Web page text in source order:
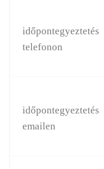
időpontegyeztetés
telefonon
időpontegyeztetés
emailen